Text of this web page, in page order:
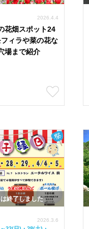
花畑スポット24
ィラや菜の花な
場まで紹介
2026.4.4
終了しました
2026.3.6